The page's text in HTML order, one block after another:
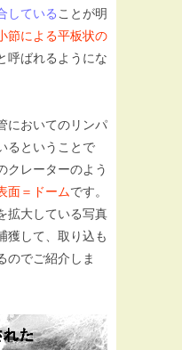
していることが明
節による平板状の
呼ばれるようにな
においてのリンパ
るということで
クレーターのよう
面＝ドームです。
拡大している写真
獲して、取り込も
のでご紹介しま